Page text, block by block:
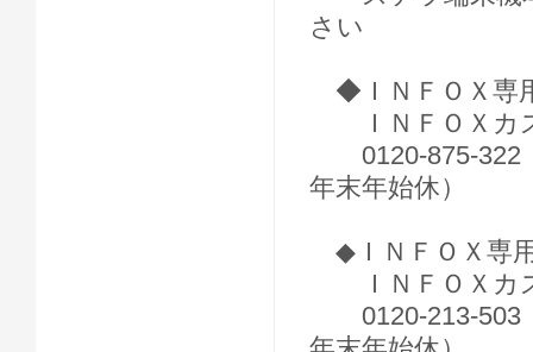
さい
◆ＩＮＦＯＸ専
ＩＮＦＯＸカ
0120-875-322
年末年始休）
◆ＩＮＦＯＸ専
ＩＮＦＯＸカス
0120-213-503